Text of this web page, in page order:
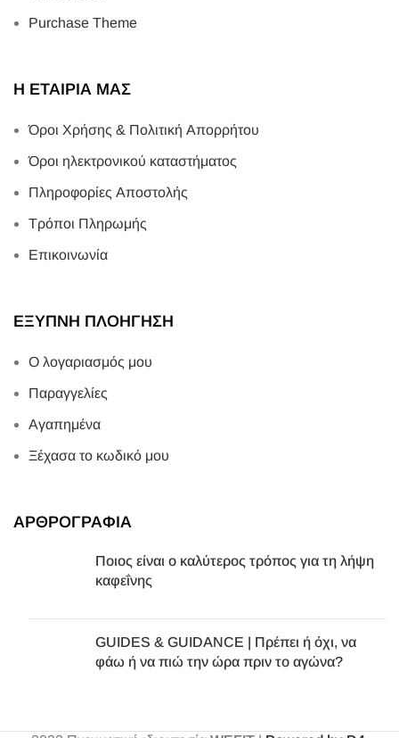
Purchase Theme
Η ΕΤΑΙΡΙΑ ΜΑΣ
Όροι Χρήσης & Πολιτική Απορρήτου
Όροι ηλεκτρονικού καταστήματος
Πληροφορίες Αποστολής
Τρόποι Πληρωμής
Επικοινωνία
ΕΞΥΠΝΗ ΠΛΟΗΓΗΣΗ
Ο λογαριασμός μου
Παραγγελίες
Αγαπημένα
Ξέχασα το κωδικό μου
ΑΡΘΡΟΓΡΑΦΙΑ
Ποιος είναι ο καλύτερος τρόπος για τη λήψη
καφεΐνης
GUIDES & GUIDANCE | Πρέπει ή όχι, να
φάω ή να πιώ την ώρα πριν το αγώνα?